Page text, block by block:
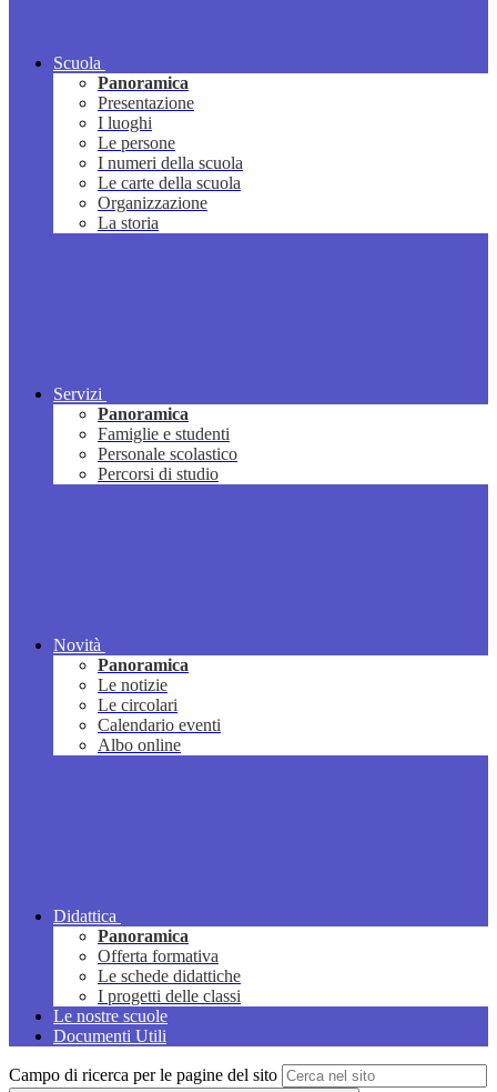
Scuola
Panoramica
Presentazione
I luoghi
Le persone
I numeri della scuola
Le carte della scuola
Organizzazione
La storia
Servizi
Panoramica
Famiglie e studenti
Personale scolastico
Percorsi di studio
Novità
Panoramica
Le notizie
Le circolari
Calendario eventi
Albo online
Didattica
Panoramica
Offerta formativa
Le schede didattiche
I progetti delle classi
Le nostre scuole
Documenti Utili
Campo di ricerca per le pagine del sito